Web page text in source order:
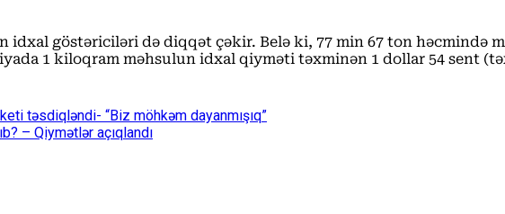
idxal göstəriciləri də diqqət çəkir. Belə ki, 77 min 67 ton həcmində
1 kiloqram məhsulun idxal qiyməti təxminən 1 dollar 54 sent
təsdiqləndi- “Biz möhkəm dayanmışıq”
– Qiymətlər açıqlandı